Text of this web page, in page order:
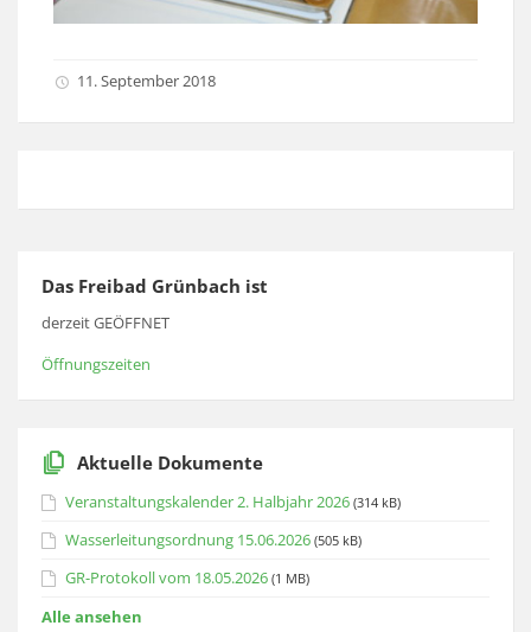
11. September 2018
Das Freibad Grünbach ist
derzeit GEÖFFNET
Öffnungszeiten
Aktuelle Dokumente
Veranstaltungskalender 2. Halbjahr 2026 (314 kB)
Wasserleitungsordnung 15.06.2026 (505 kB)
GR-Protokoll vom 18.05.2026 (1 MB)
Alle ansehen